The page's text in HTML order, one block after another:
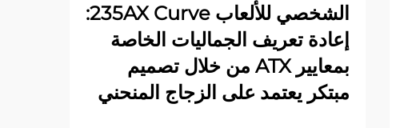
الشخصي للألعاب 235AX Curve:
إعادة تعريف الجماليات الخاصة
بمعايير ATX من خلال تصميم
مبتكر يعتمد على الزجاج المنحني